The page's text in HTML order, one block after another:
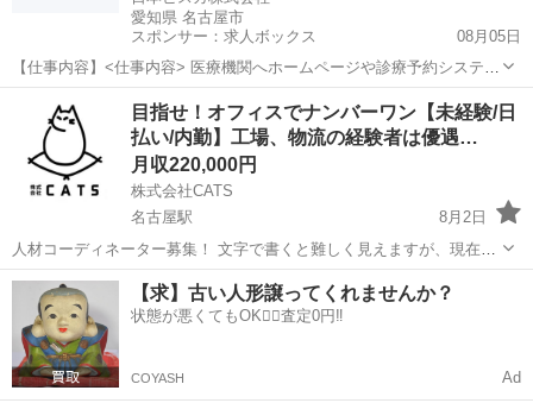
愛知県 名古屋市
スポンサー：求人ボックス
08月05日
【仕事内容】<仕事内容> 医療機関へホームページや診療予約システム
等を提案する営業をお任せします。代理店からの紹介メインで飛び込
みはありません。 既存の代理店向け営業や、紹介いただいた医療機関
への提案営業をお願いします。 既に取引...
目指せ！オフィスでナンバーワン【未経験/日
払い/内勤】工場、物流の経験者は優遇…
月収220,000円
株式会社CATS
名古屋駅
8月2日
人材コーディネーター募集！ 文字で書くと難しく見えますが、現在働
いているスタッフも全く何もわからない状態で入社しているので極端
な人見知りや人と話すのが絶望的に苦手でなければ大丈夫です！ 【入
社してから】入社１日～...
愛知 名古屋市 名古屋駅 人材コーディネーター 未経験
【求】古い人形譲ってくれませんか？
状態が悪くてもOK🙆‍♀️査定0円‼️
COYASH Ad